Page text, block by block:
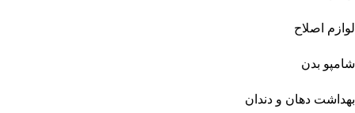
لوازم اصلاح
شامپو بدن
بهداشت دهان و دندان